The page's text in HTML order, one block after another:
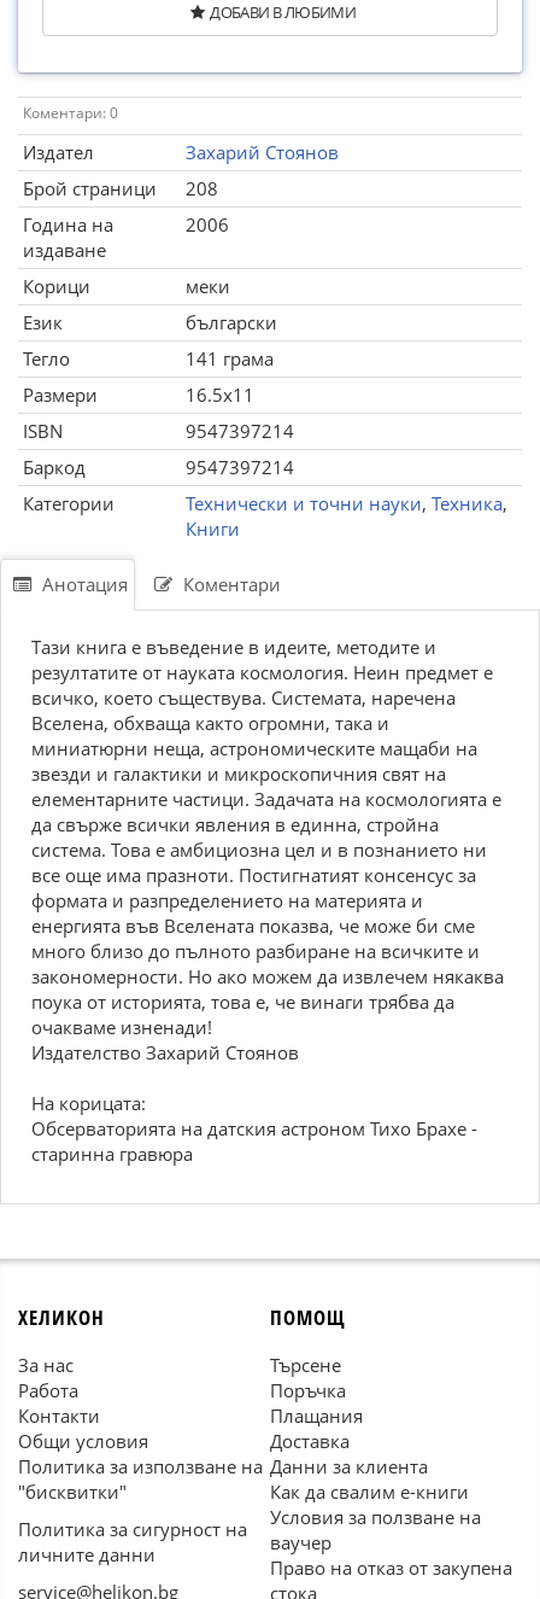
ДОБАВИ В ЛЮБИМИ
Коментари: 0
Издател
Захарий Стоянов
Брой страници
208
Година на
издаване
2006
Корици
меки
Език
български
Тегло
141 грама
Размери
16.5x11
ISBN
9547397214
Баркод
9547397214
Категории
Технически и точни науки, Техника,
Книги
Анотация Коментари
Тази книга е въведение в идеите, методите и
резултатите от науката космология. Неин предмет е
всичко, което съществува. Системата, наречена
Вселена, обхваща както огромни, така и
миниатюрни неща, астрономическите мащаби на
звезди и галактики и микроскопичния свят на
елементарните частици. Задачата на космологията е
да свърже всички явления в единна, стройна
система. Това е амбициозна цел и в познанието ни
все още има празноти. Постигнатият консенсус за
формата и разпределението на материята и
енергията във Вселената показва, че може би сме
много близо до пълното разбиране на всичките и
закономерности. Но ако можем да извлечем някаква
поука от историята, това е, че винаги трябва да
очакваме изненади!
Издателство Захарий Стоянов
На корицата:
Обсерваторията на датския астроном Тихо Брахе -
старинна гравюра
ХЕЛИКОН
За нас
Работа
Контакти
Общи условия
Политика за използване на
"бисквитки"
Политика за сигурност на
личните данни
service@helikon.bg
ПОМОЩ
Търсене
Поръчка
Плащания
Доставка
Данни за клиента
Как да свалим е-книги
Условия за ползване на
ваучер
Право на отказ от закупена
стока